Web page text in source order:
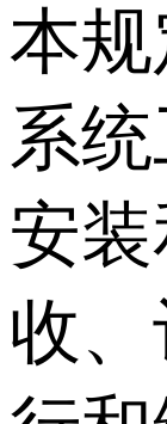
本规
系统
安
收